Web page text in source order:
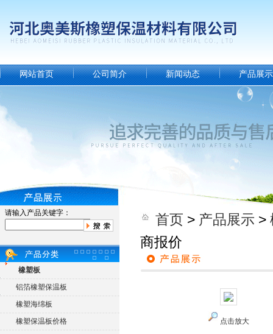
网站首页 公司简介 新闻动态 产品展示
请输入产品关键字：
橡塑板
铝箔橡塑保温板
橡塑海绵板
橡塑保温板价格
首页 > 产品展示 >
商报价
点击放大